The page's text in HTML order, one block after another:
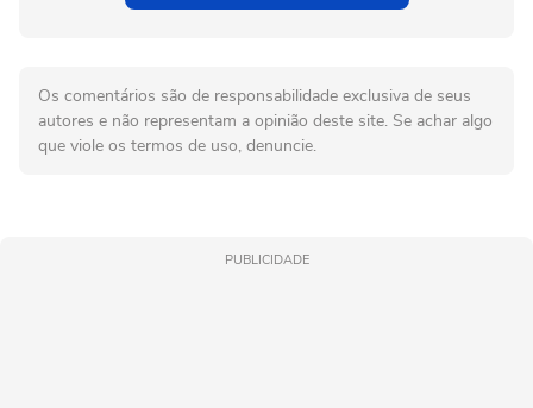
Os comentários são de responsabilidade exclusiva de seus
autores e não representam a opinião deste site. Se achar algo
que viole os termos de uso, denuncie.
PUBLICIDADE